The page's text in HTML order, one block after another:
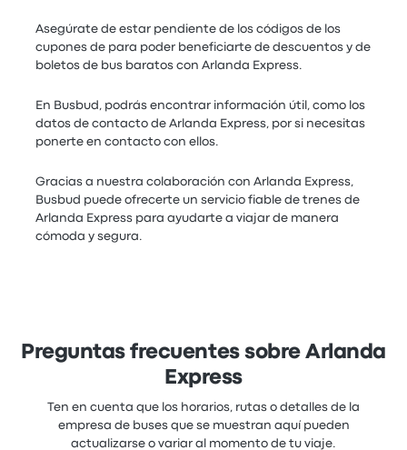
Asegúrate de estar pendiente de los códigos de los
cupones de para poder beneficiarte de descuentos y de
boletos de bus baratos con Arlanda Express.
En Busbud, podrás encontrar información útil, como los
datos de contacto de Arlanda Express, por si necesitas
ponerte en contacto con ellos.
Gracias a nuestra colaboración con Arlanda Express,
Busbud puede ofrecerte un servicio fiable de trenes de
Arlanda Express para ayudarte a viajar de manera
cómoda y segura.
Preguntas frecuentes sobre Arlanda
Express
Ten en cuenta que los horarios, rutas o detalles de la
empresa de buses que se muestran aquí pueden
actualizarse o variar al momento de tu viaje.